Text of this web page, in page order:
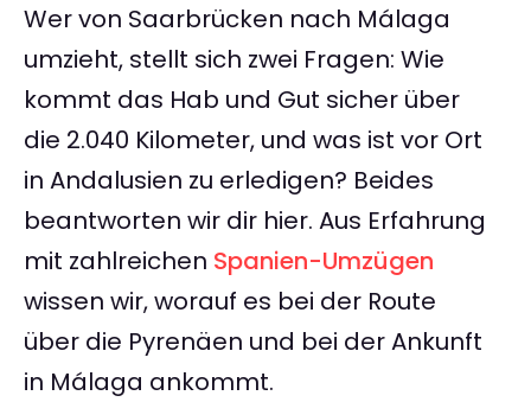
Wer von Saarbrücken nach Málaga
umzieht, stellt sich zwei Fragen: Wie
kommt das Hab und Gut sicher über
die 2.040 Kilometer, und was ist vor Ort
in Andalusien zu erledigen? Beides
beantworten wir dir hier. Aus Erfahrung
mit zahlreichen Spanien-Umzügen
wissen wir, worauf es bei der Route
über die Pyrenäen und bei der Ankunft
in Málaga ankommt.